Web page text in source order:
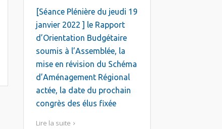
[Séance Plénière du jeudi 19
janvier 2022 ] le Rapport
d’Orientation Budgétaire
soumis à l’Assemblée, la
mise en révision du Schéma
d’Aménagement Régional
actée, la date du prochain
congrès des élus fixée
Lire la suite